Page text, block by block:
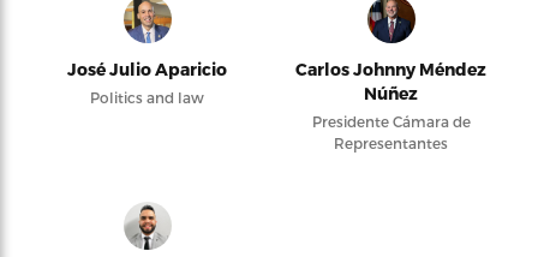
José Julio Aparicio
Politics and law
Carlos Johnny Méndez
Núñez
Presidente Cámara de
Representantes